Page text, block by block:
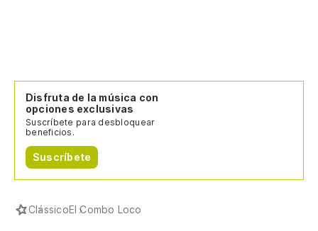
Disfruta de la música con
opciones exclusivas
Suscríbete para desbloquear
beneficios.
Suscríbete
ClássicoEl Combo Loco